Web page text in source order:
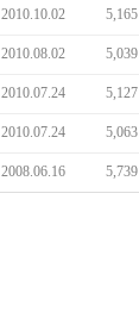
2010.10.02 5,165
2010.08.02 5,039
2010.07.24 5,127
2010.07.24 5,063
2008.06.16 5,739